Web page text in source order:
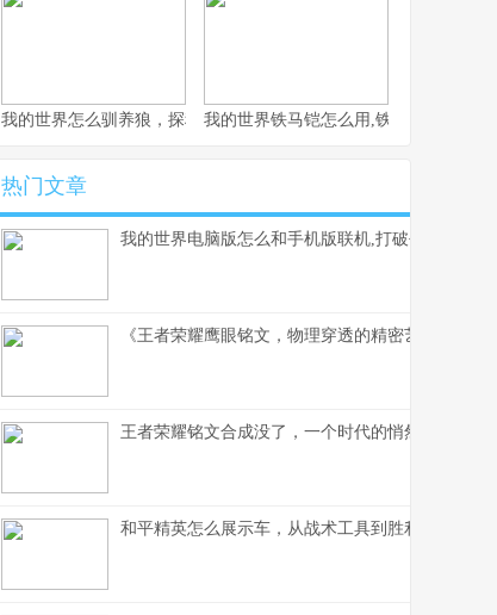
我的世界怎么驯养狼，探秘荒野伙伴驯服之道我的世界铁马铠怎么用,铁骑驰骋的终极
热门文章
我的世界电脑版怎么和手机版联机,打破平台壁垒的
《王者荣耀鹰眼铭文，物理穿透的精密艺术》副
王者荣耀铭文合成没了，一个时代的悄然落幕
和平精英怎么展示车，从战术工具到胜利符号的蜕